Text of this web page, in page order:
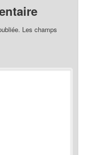
Les champs